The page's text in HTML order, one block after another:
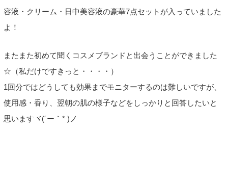
容液・クリーム・日中美容液の豪華7点セットが入っていました
よ！
またまた初めて聞くコスメブランドと出会うことができました
☆（私だけですきっと・・・・）
1回分ではどうしても効果までモニターするのは難しいですが、
使用感・香り、翌朝の肌の様子などをしっかりと回答したいと
思いますヾ(´ー｀* )ノ